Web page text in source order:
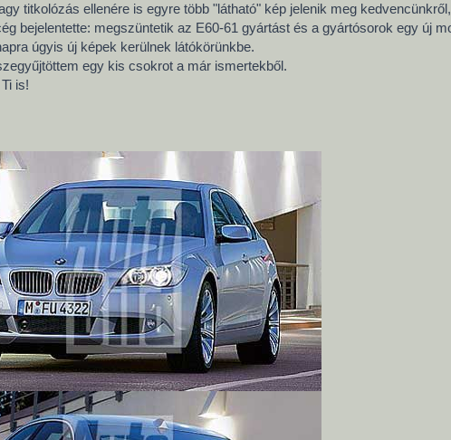
titkolózás ellenére is egyre több "látható" kép jelenik meg
bejelentette: megszüntetik az E60-61 gyártást és a gyártósorok egy új
úgyis új képek kerülnek látókörünkbe.
egy kis csokrot a már ismertekből.
is!